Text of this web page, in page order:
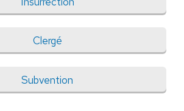
Clergé
Subvention